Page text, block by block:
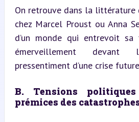
On retrouve dans la littérature
chez Marcel Proust ou Anna
d’un monde qui entrevoit
émerveillement
pressentiment d’une crise
B. Tensions
prémices des